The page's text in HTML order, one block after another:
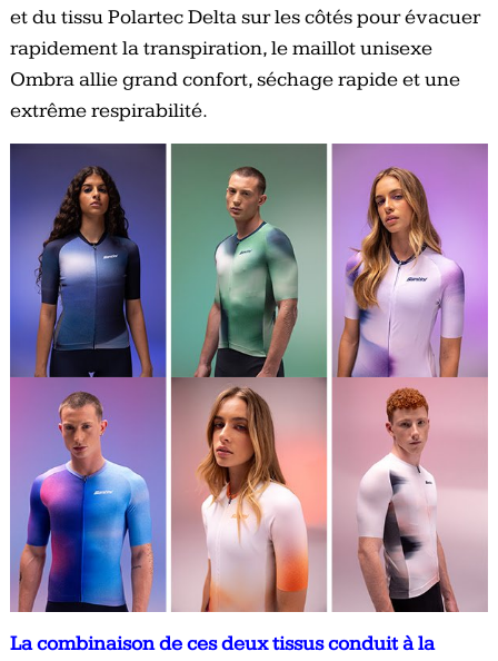
et du tissu Polartec Delta sur les côtés pour évacuer
rapidement la transpiration, le maillot unisexe
Ombra allie grand confort, séchage rapide et une
extrême respirabilité.
La combinaison de ces deux tissus conduit à la